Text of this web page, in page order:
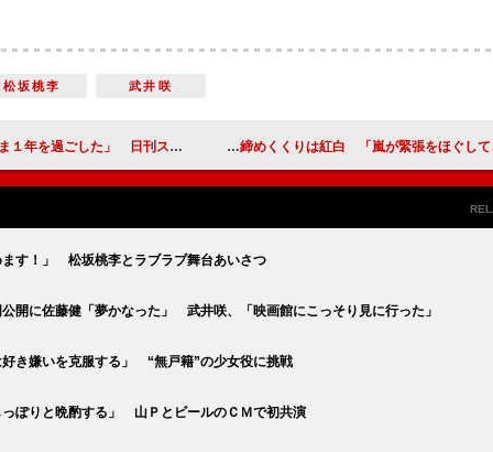
松坂桃李 武井咲
た」 日刊スポーツ映画大賞・主演女優賞 関ジャニ∞、８周年の締めくくりは紅白 「嵐が緊張をほぐ
ます！」 松坂桃李とラブラブ舞台あいさつ
開に佐藤健「夢かなった」 武井咲、「映画館にこっそり見に行った」
き嫌いを克服する」 “無戸籍”の少女役に挑戦
っぽりと晩酌する」 山ＰとビールのＣＭで初共演